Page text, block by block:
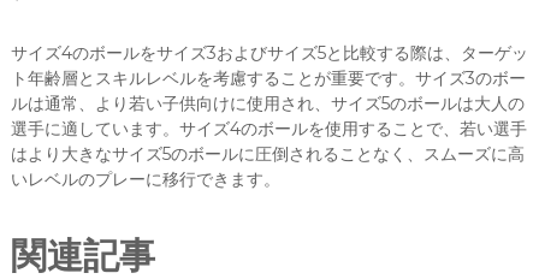
サイズ4のボールをサイズ3およびサイズ5と比較する際は、ターゲッ
ト年齢層とスキルレベルを考慮することが重要です。サイズ3のボー
ルは通常、より若い子供向けに使用され、サイズ5のボールは大人の
選手に適しています。サイズ4のボールを使用することで、若い選手
はより大きなサイズ5のボールに圧倒されることなく、スムーズに高
いレベルのプレーに移行できます。
関連記事